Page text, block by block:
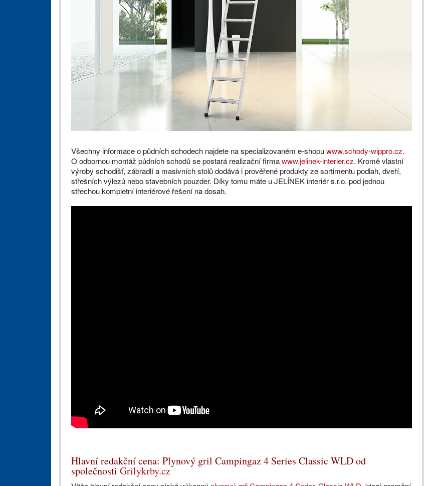
Všechny informace o půdních schodech najdete na specializovaném e-shopuwww.schody-wippro.cz.
O odbornou montáž půdních schodů se postará realizační firmawww.jelinek-interier.cz. Kromě vlastní
výroby schodišť, zábradlí a masivních stolů dodává i prověřené produkty ze sortimentu podlah, dveří,
střešních výlezů nebo stavebních pouzder. Díky tomu máte u JELÍNEK interiér s.r.o. pod jednou
střechou kompletní interiérové řešení na dosah.
Hlavní redakční cena: Plynový gril Campingaz 4 Series Classic WLD od
společnosti Grilykrby.cz